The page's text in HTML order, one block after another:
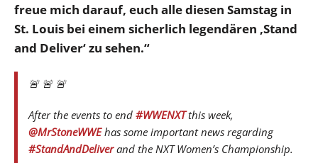
freue mich darauf, euch alle diesen Samstag in
St. Louis bei einem sicherlich legendären ‚Stand
and Deliver‘ zu sehen.“
🚨 🚨 🚨
After the events to end #WWENXTthis week,
@MrStoneWWEhas some important news regarding
#StandAndDeliverand the NXT Women’s Championship.